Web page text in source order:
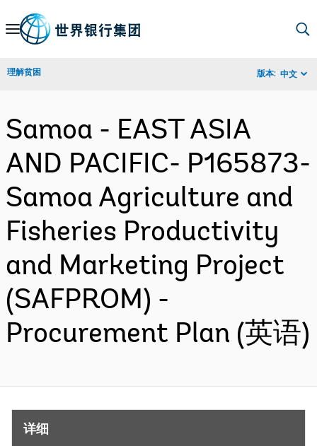
Skip
Navigation
理解贫困 版本: 中文
Samoa - EAST ASIA
AND PACIFIC- P165873-
Samoa Agriculture and
Fisheries Productivity
and Marketing Project
(SAFPROM) -
Procurement Plan (英语)
详细